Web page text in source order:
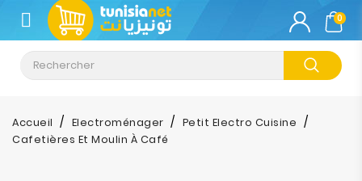
CATÉGORIE
Climatisation
Informatique
0
Accueil Electroménager
Petit Electro Cuisine
Cafetières Et Moulin À Café